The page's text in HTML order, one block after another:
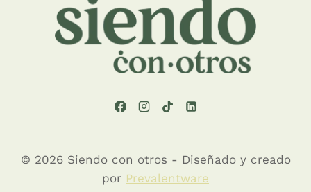
© 2026 Siendo con otros - Diseñado y creado
por Prevalentware